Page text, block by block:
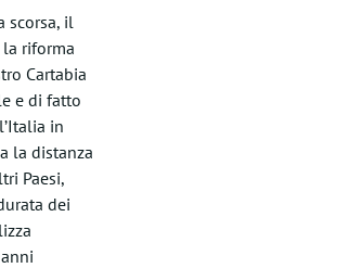
scorsa, il
riforma
Cartabia
e di fatto
in
la distanza
Paesi,
dei